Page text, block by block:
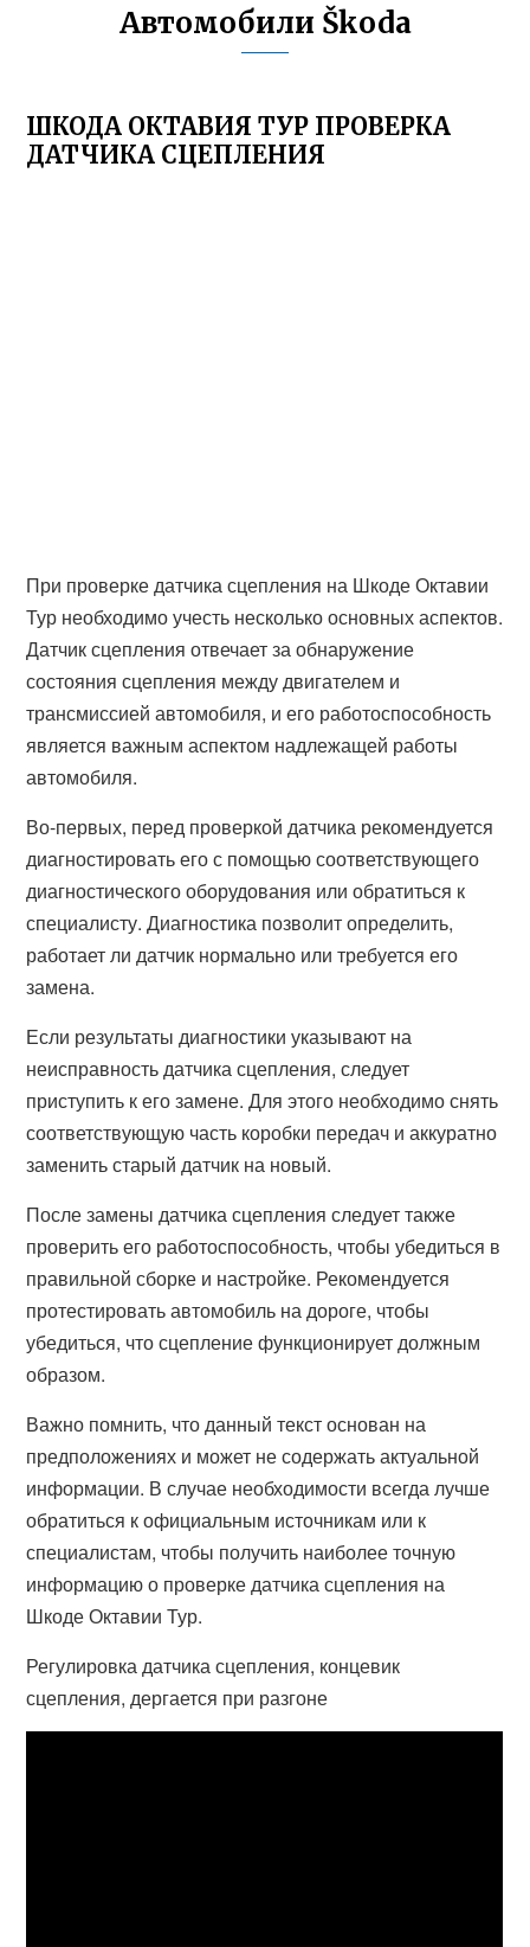
Автомобили Škoda
ШКОДА ОКТАВИЯ ТУР ПРОВЕРКА
ДАТЧИКА СЦЕПЛЕНИЯ
При проверке датчика сцепления на Шкоде Октавии
Тур необходимо учесть несколько основных аспектов.
Датчик сцепления отвечает за обнаружение
состояния сцепления между двигателем и
трансмиссией автомобиля, и его работоспособность
является важным аспектом надлежащей работы
автомобиля.
Во-первых, перед проверкой датчика рекомендуется
диагностировать его с помощью соответствующего
диагностического оборудования или обратиться к
специалисту. Диагностика позволит определить,
работает ли датчик нормально или требуется его
замена.
Если результаты диагностики указывают на
неисправность датчика сцепления, следует
приступить к его замене. Для этого необходимо снять
соответствующую часть коробки передач и аккуратно
заменить старый датчик на новый.
После замены датчика сцепления следует также
проверить его работоспособность, чтобы убедиться в
правильной сборке и настройке. Рекомендуется
протестировать автомобиль на дороге, чтобы
убедиться, что сцепление функционирует должным
образом.
Важно помнить, что данный текст основан на
предположениях и может не содержать актуальной
информации. В случае необходимости всегда лучше
обратиться к официальным источникам или к
специалистам, чтобы получить наиболее точную
информацию о проверке датчика сцепления на
Шкоде Октавии Тур.
Регулировка датчика сцепления, концевик
сцепления, дергается при разгоне